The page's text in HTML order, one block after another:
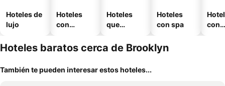
Hoteles de
lujo
Hoteles
con
Hoteles
que
mascotas
Hoteles
con spa
con
Hoteles baratos cerca de Brooklyn
También te pueden interesar estos hoteles...